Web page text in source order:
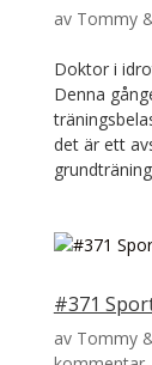
av Tommy
Doktor i
Denna
det är ett
#371
av Tommy